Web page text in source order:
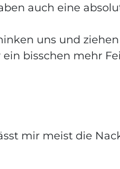
auch eine
uns und
bisschen mehr
mir meist die